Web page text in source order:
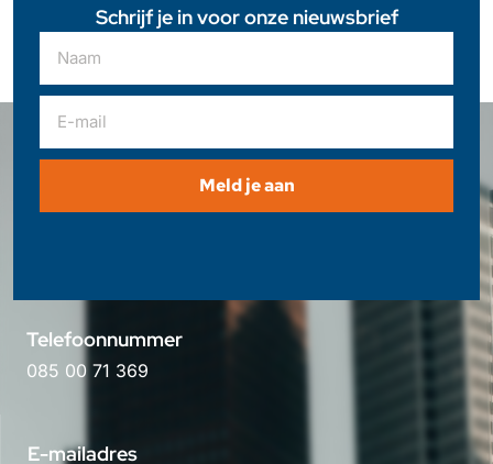
Schrijf je in voor onze nieuwsbrief
Meld je aan
Telefoonnummer
085 00 71 369
E-mailadres